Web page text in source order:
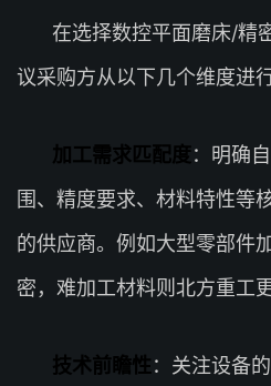
在选择数控平面磨床/精
议采购方从以下几个维度进行
加工需求匹配度：明确
围、精度要求、材料特性等
的供应商。例如大型零部件
密，难加工材料则北方重工
技术前瞻性：关注设备